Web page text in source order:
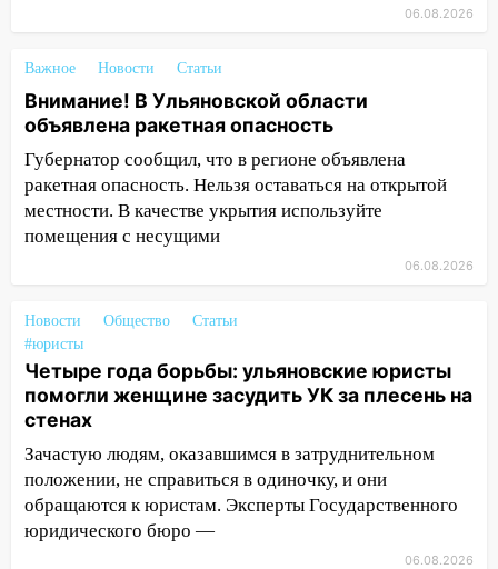
повысят зарплату
14:01 Инсценировали ДТП и получили
более 4,6 миллиона рублей: перед
судом предстанет банда
автоподставщиков
13:36 В Инзе произошел крупный пожар
обвиняли в жестоком обращении с
животными
12:28 Миллион на «льготниках»: в
Ульяновской области перевозчик
провернул хитрую схему с чужими
проездными
12:10 Ульяновский алиментщик накопил
120 тысяч долга
06.08.2026
Важное Новости Статьи
Внимание! В Ульяновской области
объявлена ракетная опасность
Губернатор сообщил, что в регионе объявлена
ракетная опасность. Нельзя оставаться на открытой
местности. В качестве укрытия используйте
помещения с несущими
06.08.2026
Новости Общество
Статьи
#юристы
Четыре года борьбы: ульяновские юристы
помогли женщине засудить УК за плесень на
стенах
Зачастую людям, оказавшимся в затруднительном
положении, не справиться в одиночку, и они
обращаются к юристам. Эксперты Государственного
юридического бюро —
06.08.2026